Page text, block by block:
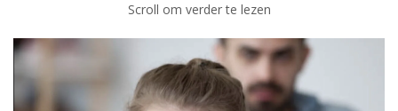
Scroll om verder te lezen